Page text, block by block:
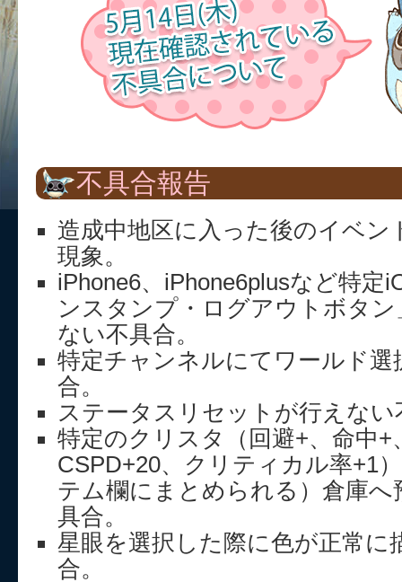
不具合報告
造成中地区に入った後のイベン
現象。
iPhone6、iPhone6plusなど特定
ンスタンプ・ログアウトボタ
ない不具合。
特定チャンネルにてワールド選
合。
ステータスリセットが行えない
特定のクリスタ（回避+、命中+
CSPD+20、クリティカル率+1
テム欄にまとめられる）倉庫
具合。
星眼を選択した際に色が正常に
合。